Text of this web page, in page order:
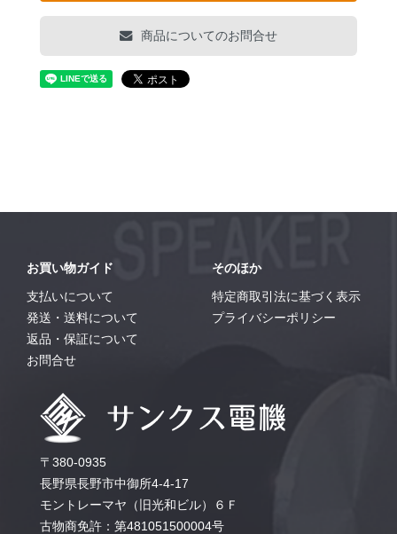
商品についてのお問合せ
お買い物ガイド
支払いについて
発送・送料について
返品・保証について
お問合せ
そのほか
特定商取引法に基づく表示
プライバシーポリシー
〒380-0935
長野県長野市中御所4-4-17
モントレーマヤ（旧光和ビル）６Ｆ
古物商免許：第481051500004号